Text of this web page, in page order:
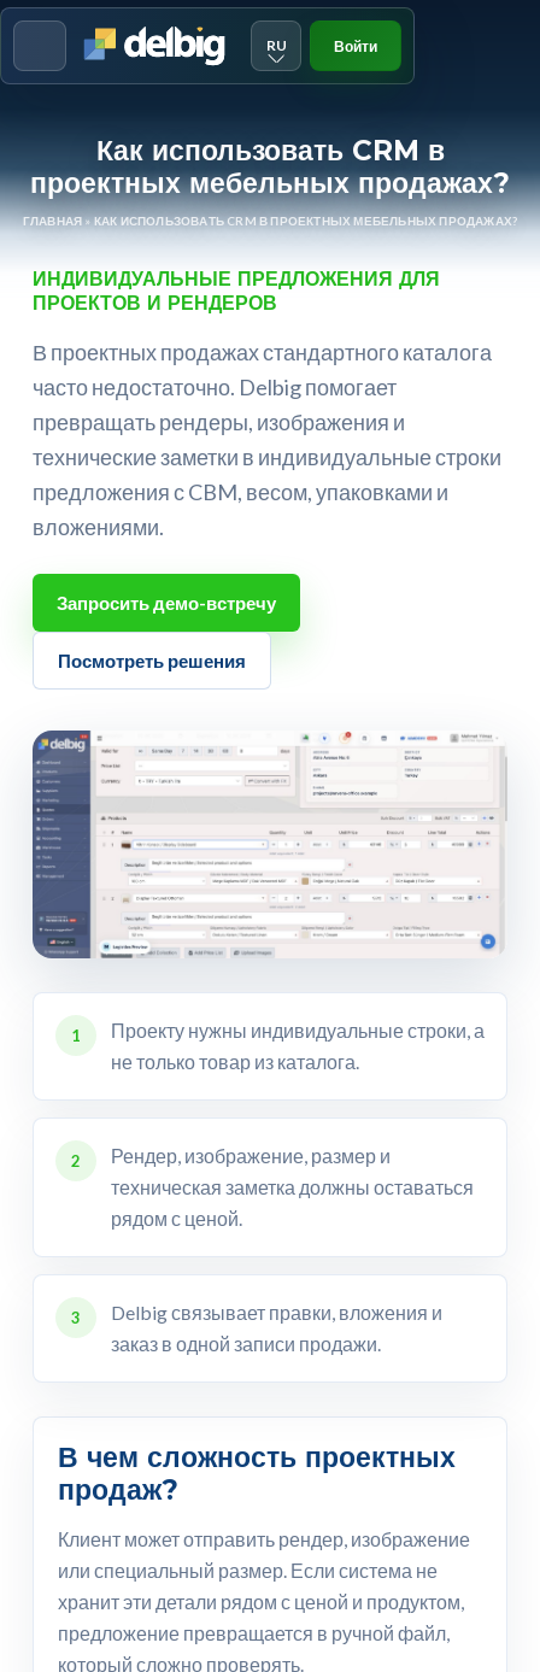
RU Войти
Как использовать CRM в
проектных мебельных продажах?
ГЛАВНАЯ » КАК ИСПОЛЬЗОВАТЬ CRM В ПРОЕКТНЫХ МЕБЕЛЬНЫХ ПРОДАЖАХ?
ИНДИВИДУАЛЬНЫЕ ПРЕДЛОЖЕНИЯ ДЛЯ
ПРОЕКТОВ И РЕНДЕРОВ
В проектных продажах стандартного каталога
часто недостаточно. Delbig помогает
превращать рендеры, изображения и
технические заметки в индивидуальные строки
предложения с CBM, весом, упаковками и
вложениями.
Запросить демо-встречу
Посмотреть решения
1
Проекту нужны индивидуальные строки, а
не только товар из каталога.
2
Рендер, изображение, размер и
техническая заметка должны оставаться
рядом с ценой.
3
Delbig связывает правки, вложения и
заказ в одной записи продажи.
В чем сложность проектных
продаж?
Клиент может отправить рендер, изображение
или специальный размер. Если система не
хранит эти детали рядом с ценой и продуктом,
предложение превращается в ручной файл,
который сложно проверять.